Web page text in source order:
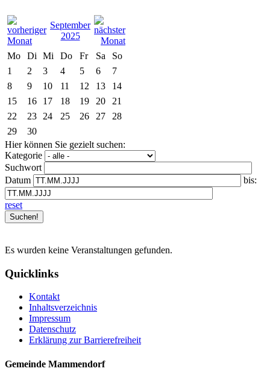
September
2025
Mo
Di Mi Do Fr Sa
So
1
2 3 4 5 6
7
8
9 10 11 12 13
14
15
16 17 18 19 20
21
22
23 24 25 26 27
28
29
30
Hier können Sie gezielt suchen:
Kategorie
Suchwort
Datum
bis:
reset
Es wurden keine Veranstaltungen gefunden.
Quicklinks
Kontakt
Inhaltsverzeichnis
Impressum
Datenschutz
Erklärung zur Barrierefreiheit
Gemeinde Mammendorf